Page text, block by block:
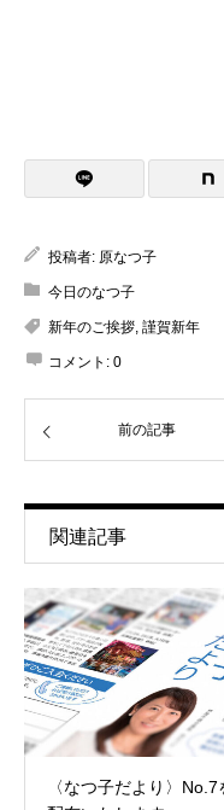
投稿者: 原なつ子
今日のなつ子
新年のご挨拶, 謹賀新年
コメント: 0
前の記事
関連記事
〈なつ子だより〉No.7